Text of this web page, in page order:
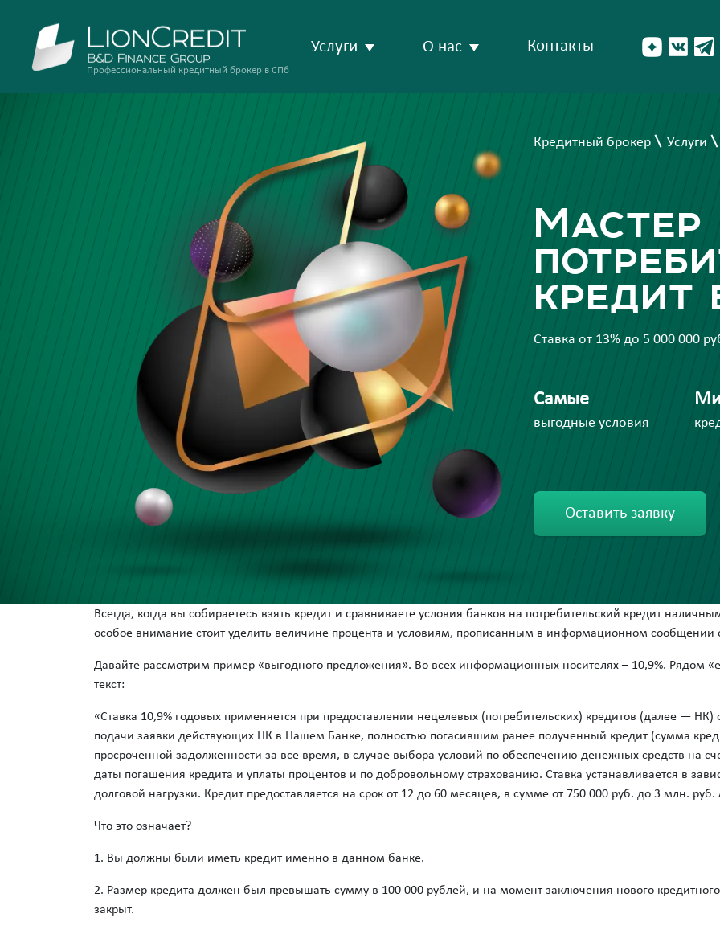
Профессиональный кредитный брокер в СПб
Услуги О нас Контакты
Кредитный брокер Услуги
Мастер
кредит
Ставка от 13% до 5 000 000
Самые
выгодные условия
Оставить заявку
Всегда, когда вы собираетесь взять кредит и сравниваете условия банков на потребительский кредит
особое внимание стоит уделить величине процента и условиям, прописанным в информационном сообщении
Давайте рассмотрим пример «выгодного предложения». Во всех информационных носителях – 10,9%. Рядом
текст:
«Ставка 10,9% годовых применяется при предоставлении нецелевых (потребительских) кредитов (далее —
подачи заявки действующих НК в Нашем Банке, полностью погасившим ранее полученный кредит (сумма
просроченной задолженности за все время, в случае выбора условий по обеспечению денежных средств на
даты погашения кредита и уплаты процентов и по добровольному страхованию. Ставка устанавливается в
долговой нагрузки. Кредит предоставляется на срок от 12 до 60 месяцев, в сумме от 750 000 руб. до 3 млн. руб.
Что это означает?
1. Вы должны были иметь кредит именно в данном банке.
2. Размер кредита должен был превышать сумму в 100 000 рублей, и на момент заключения нового
закрыт.